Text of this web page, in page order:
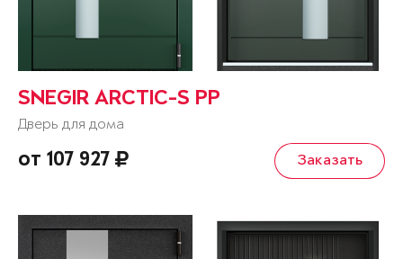
SNEGIR ARCTIC-S PP
Дверь для дома
от 107 927 Заказать